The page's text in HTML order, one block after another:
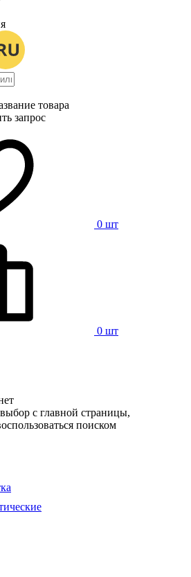
товара
запрос
0 шт
0 шт
с главной страницы,
поиском